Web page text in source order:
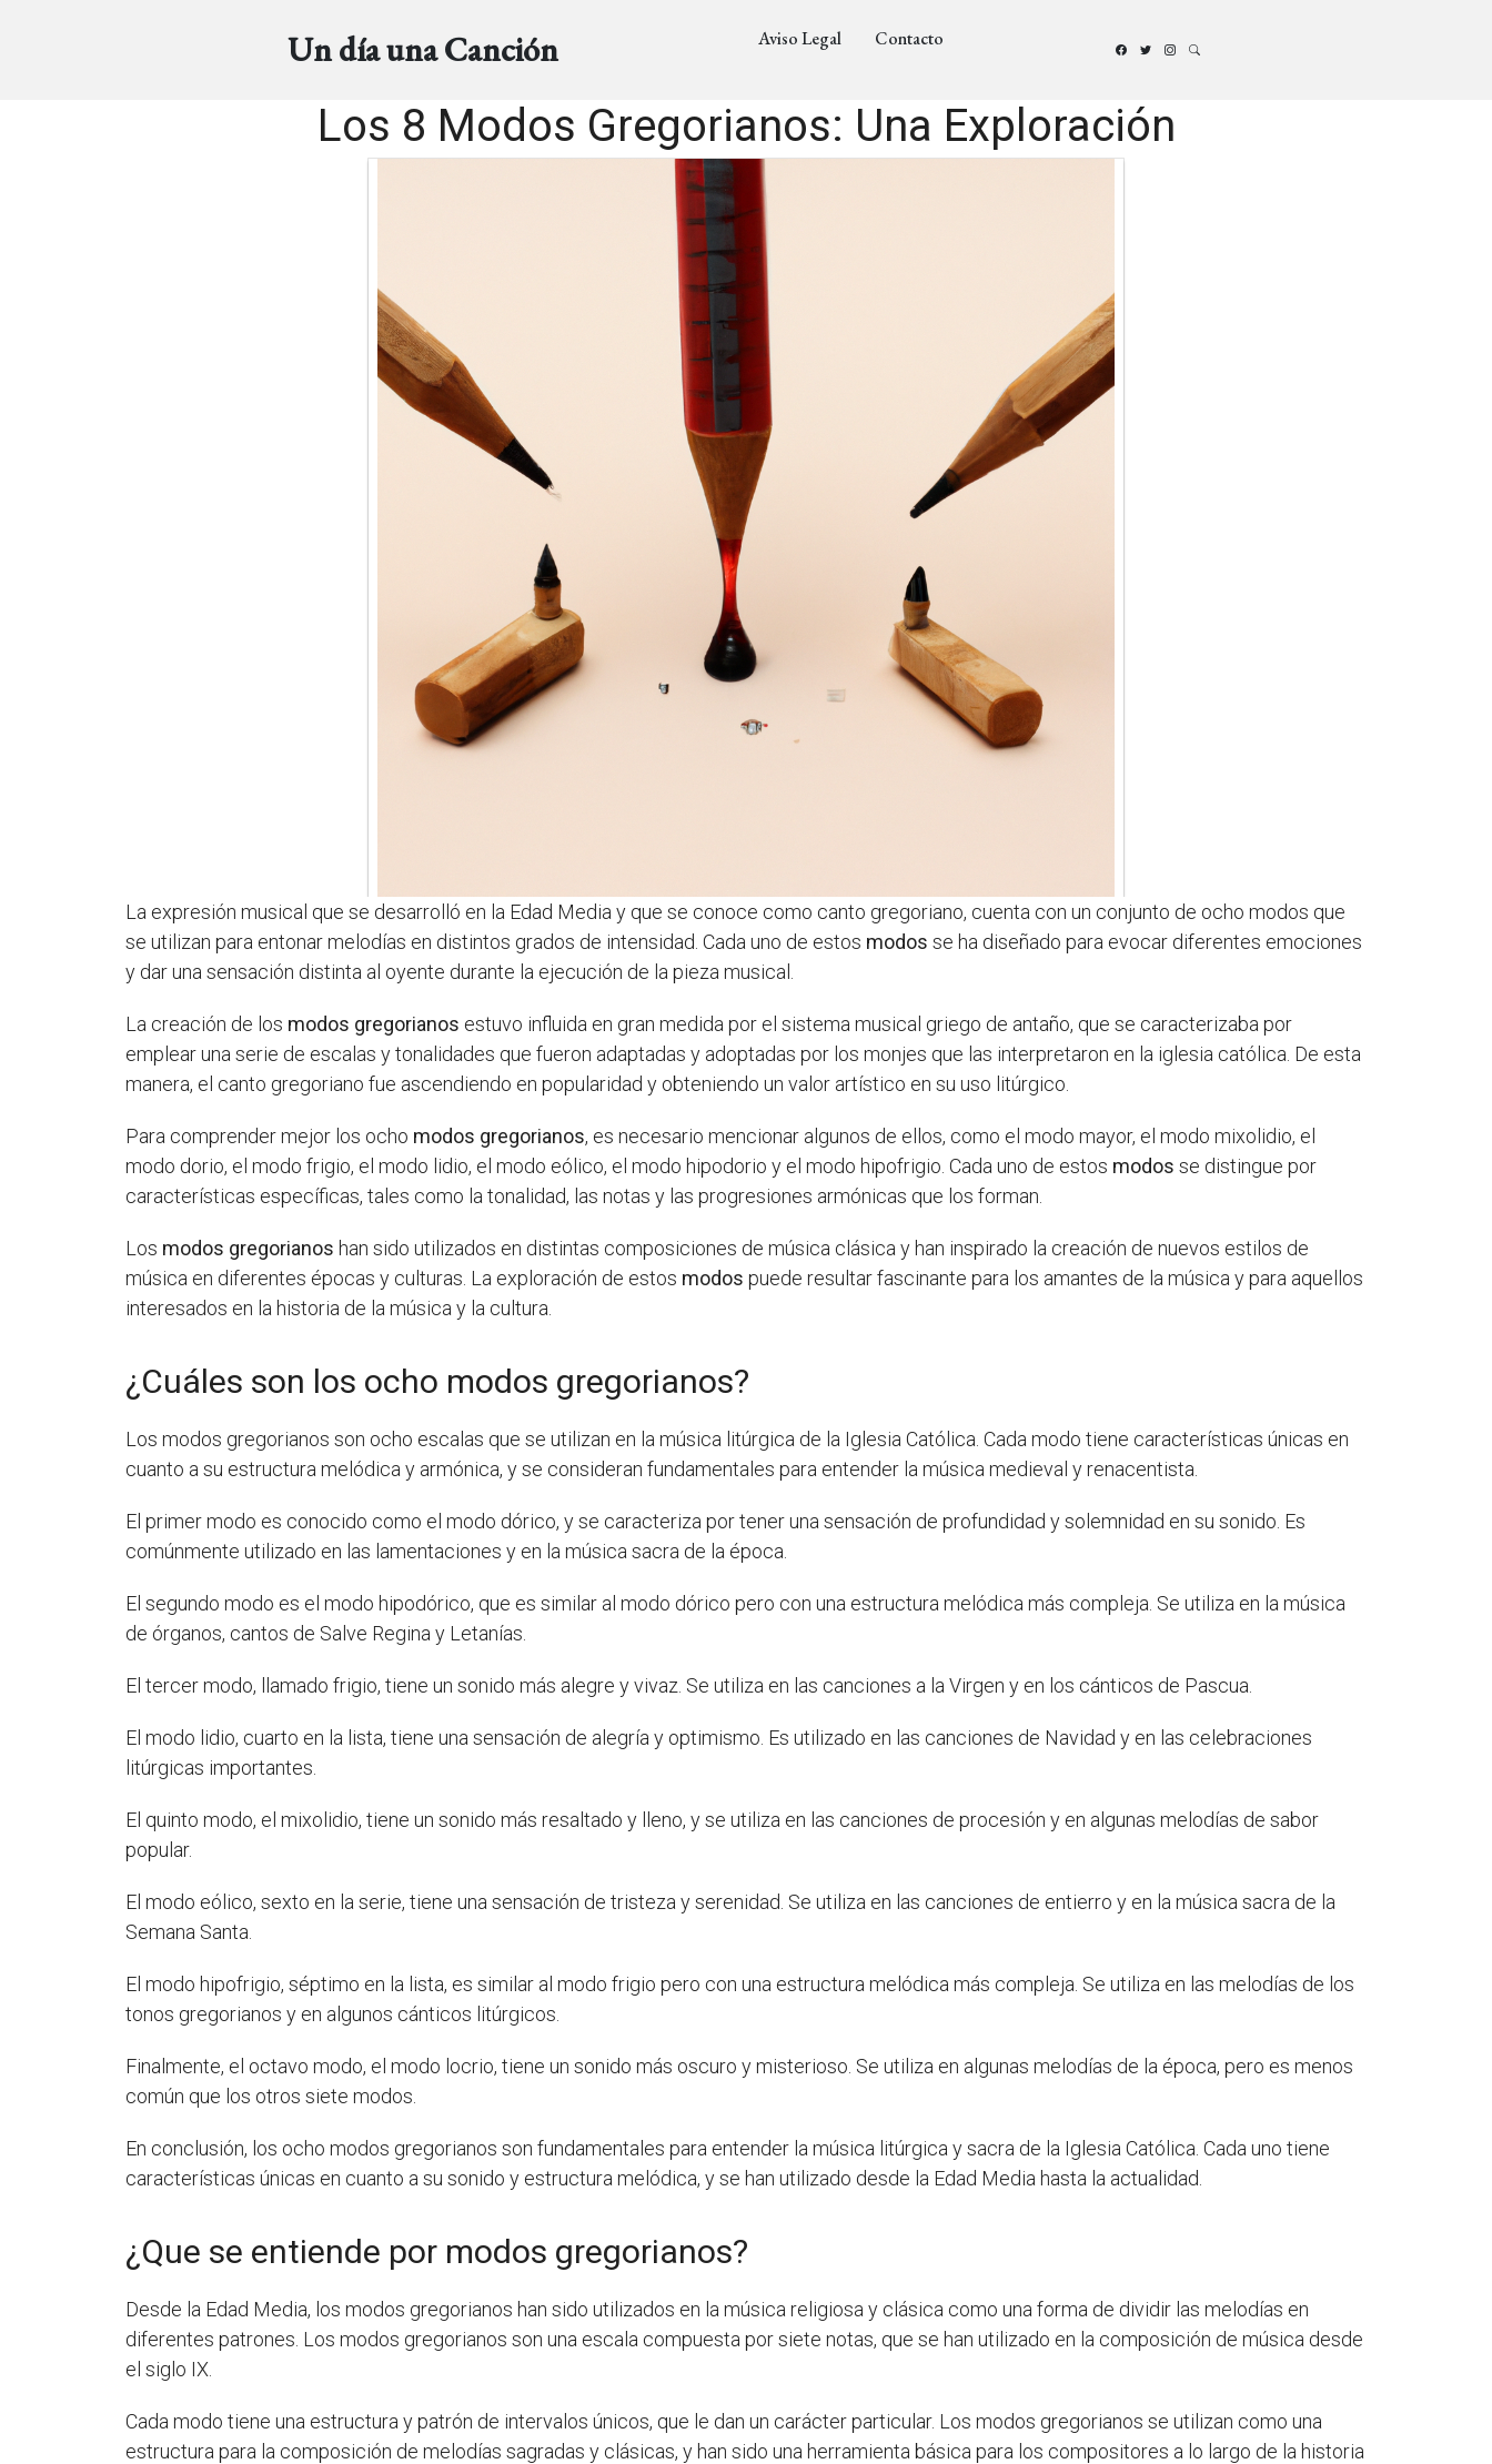
Un día una Canción Aviso Legal Contacto
Los 8 Modos Gregorianos: Una Exploración
La expresión musical que se desarrolló en la Edad Media y que se conoce como canto gregoriano, cuenta con un conjunto de ocho modos que
se utilizan para entonar melodías en distintos grados de intensidad. Cada uno de estos modos se ha diseñado para evocar diferentes emociones
y dar una sensación distinta al oyente durante la ejecución de la pieza musical.
La creación de los modos gregorianos estuvo influida en gran medida por el sistema musical griego de antaño, que se caracterizaba por
emplear una serie de escalas y tonalidades que fueron adaptadas y adoptadas por los monjes que las interpretaron en la iglesia católica. De esta
manera, el canto gregoriano fue ascendiendo en popularidad y obteniendo un valor artístico en su uso litúrgico.
Para comprender mejor los ocho modos gregorianos, es necesario mencionar algunos de ellos, como el modo mayor, el modo mixolidio, el
modo dorio, el modo frigio, el modo lidio, el modo eólico, el modo hipodorio y el modo hipofrigio. Cada uno de estos modos se distingue por
características específicas, tales como la tonalidad, las notas y las progresiones armónicas que los forman.
Los modos gregorianos han sido utilizados en distintas composiciones de música clásica y han inspirado la creación de nuevos estilos de
música en diferentes épocas y culturas. La exploración de estos modos puede resultar fascinante para los amantes de la música y para aquellos
interesados en la historia de la música y la cultura.
¿Cuáles son los ocho modos gregorianos?
Los modos gregorianos son ocho escalas que se utilizan en la música litúrgica de la Iglesia Católica. Cada modo tiene características únicas en
cuanto a su estructura melódica y armónica, y se consideran fundamentales para entender la música medieval y renacentista.
El primer modo es conocido como el modo dórico, y se caracteriza por tener una sensación de profundidad y solemnidad en su sonido. Es
comúnmente utilizado en las lamentaciones y en la música sacra de la época.
El segundo modo es el modo hipodórico, que es similar al modo dórico pero con una estructura melódica más compleja. Se utiliza en la música
de órganos, cantos de Salve Regina y Letanías.
El tercer modo, llamado frigio, tiene un sonido más alegre y vivaz. Se utiliza en las canciones a la Virgen y en los cánticos de Pascua.
El modo lidio, cuarto en la lista, tiene una sensación de alegría y optimismo. Es utilizado en las canciones de Navidad y en las celebraciones
litúrgicas importantes.
El quinto modo, el mixolidio, tiene un sonido más resaltado y lleno, y se utiliza en las canciones de procesión y en algunas melodías de sabor
popular.
El modo eólico, sexto en la serie, tiene una sensación de tristeza y serenidad. Se utiliza en las canciones de entierro y en la música sacra de la
Semana Santa.
El modo hipofrigio, séptimo en la lista, es similar al modo frigio pero con una estructura melódica más compleja. Se utiliza en las melodías de los
tonos gregorianos y en algunos cánticos litúrgicos.
Finalmente, el octavo modo, el modo locrio, tiene un sonido más oscuro y misterioso. Se utiliza en algunas melodías de la época, pero es menos
común que los otros siete modos.
En conclusión, los ocho modos gregorianos son fundamentales para entender la música litúrgica y sacra de la Iglesia Católica. Cada uno tiene
características únicas en cuanto a su sonido y estructura melódica, y se han utilizado desde la Edad Media hasta la actualidad.
¿Que se entiende por modos gregorianos?
Desde la Edad Media, los modos gregorianos han sido utilizados en la música religiosa y clásica como una forma de dividir las melodías en
diferentes patrones. Los modos gregorianos son una escala compuesta por siete notas, que se han utilizado en la composición de música desde
el siglo IX.
Cada modo tiene una estructura y patrón de intervalos únicos, que le dan un carácter particular. Los modos gregorianos se utilizan como una
estructura para la composición de melodías sagradas y clásicas, y han sido una herramienta básica para los compositores a lo largo de la historia